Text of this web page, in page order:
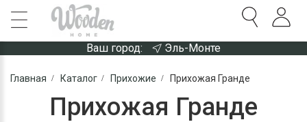
Ваш город: Эль-Монте
Главная Каталог Прихожие Прихожая Гранде
Прихожая Гранде